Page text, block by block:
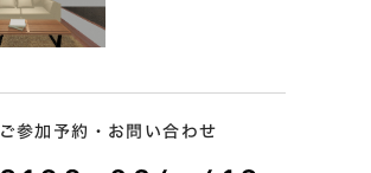
ご参加予約・お問い合わせ